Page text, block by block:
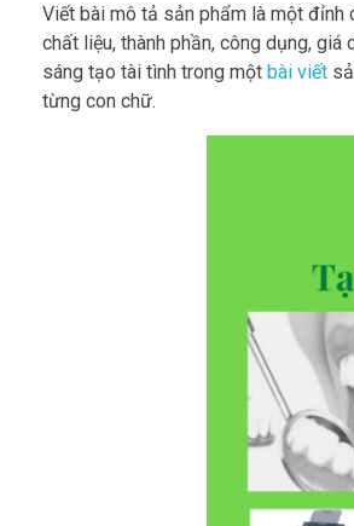
Viết bài mô tả sản phẩm là một đỉnh
chất liệu, thành phần, công dụng,
sáng tạo tài tình trong một bài viết
từng con chữ.